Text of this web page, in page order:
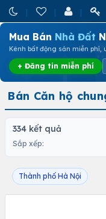
Mua Bán Nhà Đất
Kênh bất động sản miễn phí,
+ Đăng tin miễn phí
Bán Căn hộ
334 kết quả
Sắp xếp:
Thành phố Hà Nội